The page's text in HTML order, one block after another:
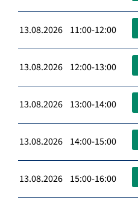
13.08.2026 11:00-12:00
13.08.2026 12:00-13:00
13.08.2026 13:00-14:00
13.08.2026 14:00-15:00
13.08.2026 15:00-16:00